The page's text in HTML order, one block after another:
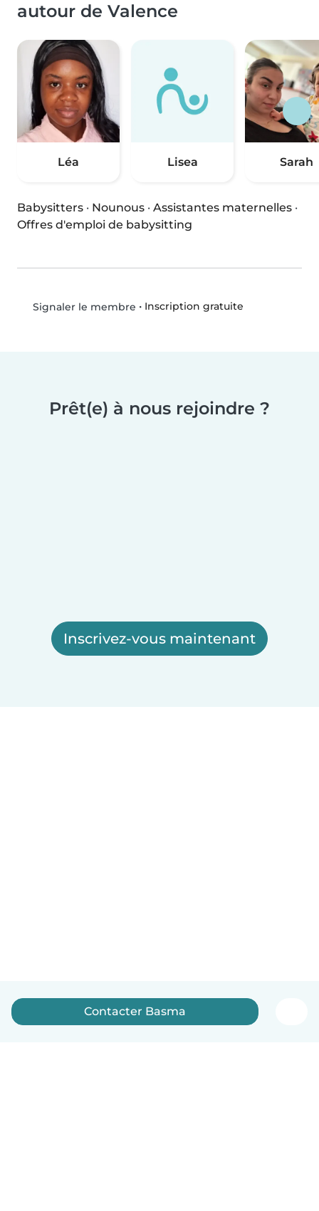
autour de Valence
Léa Lisea Sarah
Babysitters · Nounous · Assistantes maternelles ·
Offres d'emploi de babysitting
Signaler le membre • Inscription gratuite
Prêt(e) à nous rejoindre ?
Inscrivez-vous maintenant
Contacter Basma